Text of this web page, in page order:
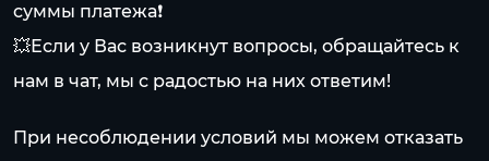
суммы платежа❗️
💥Если у Вас возникнут вопросы, обращайтесь к
нам в чат, мы с радостью на них ответим!
При несоблюдении условий мы можем отказать